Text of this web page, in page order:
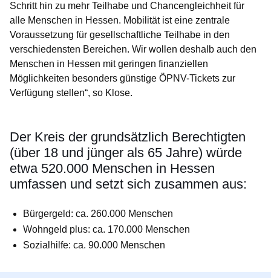
Schritt hin zu mehr Teilhabe und Chancengleichheit für
alle Menschen in Hessen. Mobilität ist eine zentrale
Voraussetzung für gesellschaftliche Teilhabe in den
verschiedensten Bereichen. Wir wollen deshalb auch den
Menschen in Hessen mit geringen finanziellen
Möglichkeiten besonders günstige ÖPNV-Tickets zur
Verfügung stellen“, so Klose.
Der Kreis der grundsätzlich Berechtigten
(über 18 und jünger als 65 Jahre) würde
etwa 520.000 Menschen in Hessen
umfassen und setzt sich zusammen aus:
Bürgergeld: ca. 260.000 Menschen
Wohngeld plus: ca. 170.000 Menschen
Sozialhilfe: ca. 90.000 Menschen